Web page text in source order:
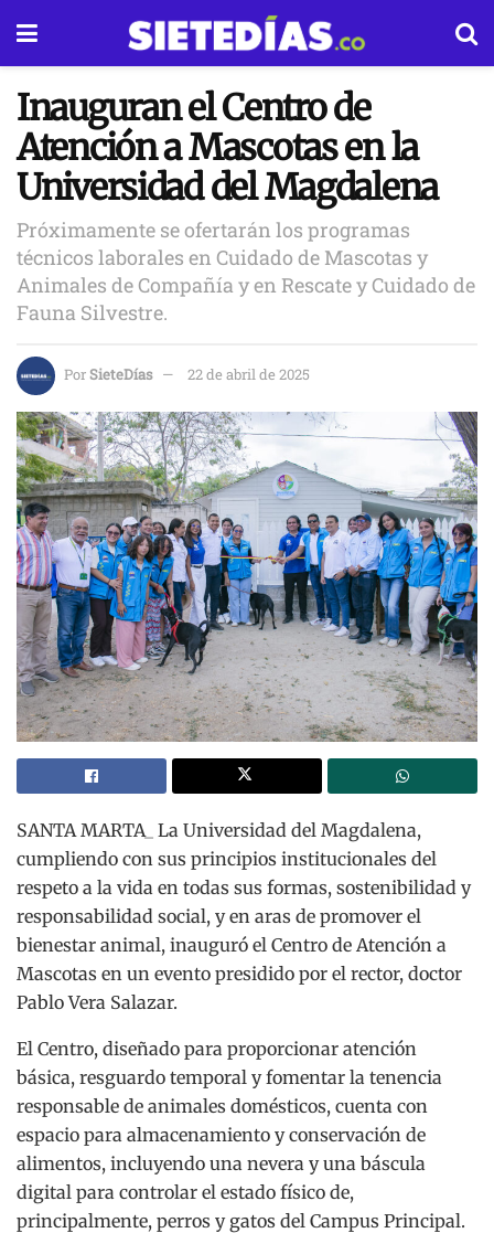
Inauguran el Centro de
Atención a Mascotas en la
Universidad del Magdalena
Próximamente se ofertarán los programas
técnicos laborales en Cuidado de Mascotas y
Animales de Compañía y en Rescate y Cuidado de
Fauna Silvestre.
PorSieteDías 22 de abril de 2025
SANTA MARTA_ La Universidad del Magdalena,
cumpliendo con sus principios institucionales del
respeto a la vida en todas sus formas, sostenibilidad y
responsabilidad social, y en aras de promover el
bienestar animal, inauguró el Centro de Atención a
Mascotas en un evento presidido por el rector, doctor
Pablo Vera Salazar.
El Centro, diseñado para proporcionar atención
básica, resguardo temporal y fomentar la tenencia
responsable de animales domésticos, cuenta con
espacio para almacenamiento y conservación de
alimentos, incluyendo una nevera y una báscula
digital para controlar el estado físico de,
principalmente, perros y gatos del Campus Principal.